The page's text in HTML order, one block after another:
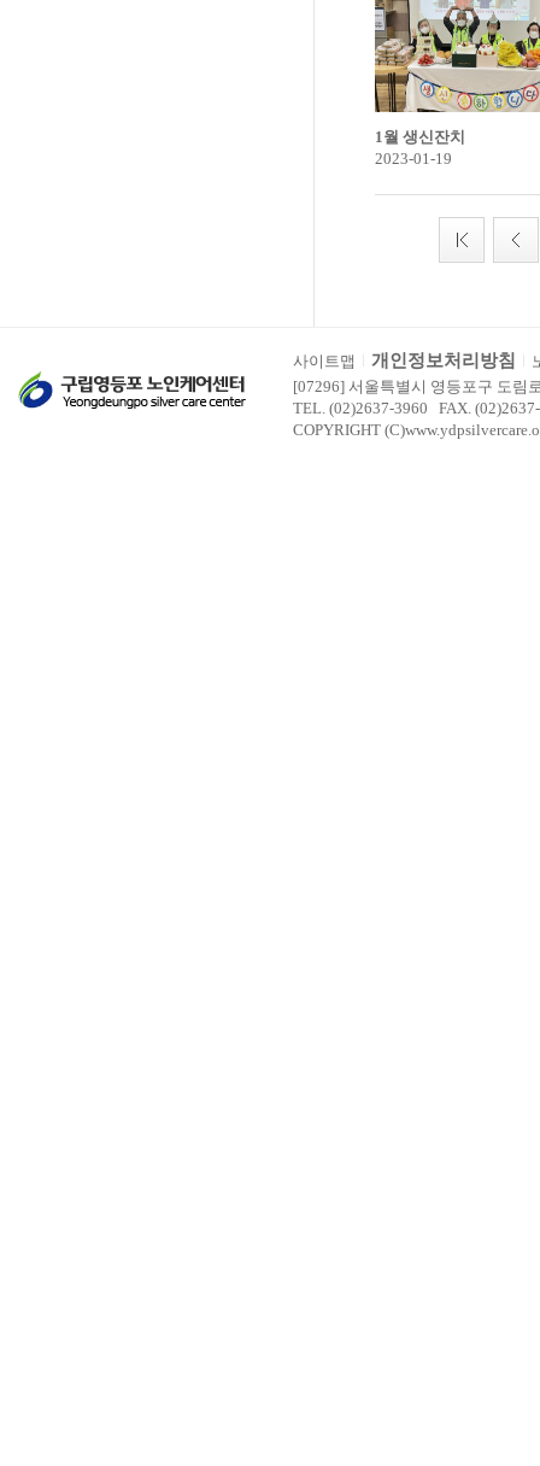
1월 생신잔치
2023-01-19
사이트맵 개인정보처리방침
[07296] 서울특별시 영등포구 도림
TEL. (02)2637-3960 FAX.
COPYRIGHT